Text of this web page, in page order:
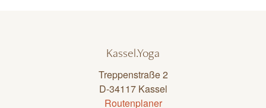
Kassel.Yoga
Treppenstraße 2
D-34117 Kassel
Routenplaner